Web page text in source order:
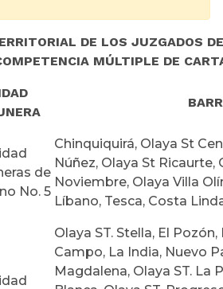
DE LOS JUZGADOS
MÚLTIPLE DE
de
No. 5
Chinquiquirá, Olaya St
Núñez, Olaya St Ricaurte,
Noviembre, Olaya Villa
Líbano, Tesca, Costa
Olaya ST. Stella, El
Campo, La India, Nuevo
Magdalena, Olaya ST. La